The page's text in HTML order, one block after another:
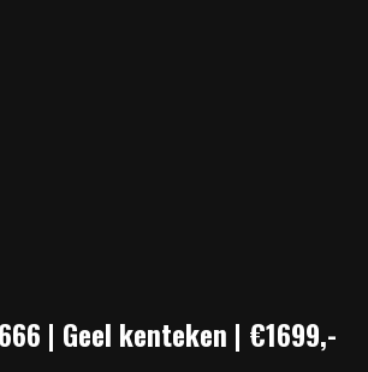
| Geel kenteken | €1699,-